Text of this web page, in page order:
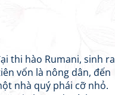
thi hào Rumani, sinh ra
vốn là nông dân, đến
nhà quý phái cỡ nhỏ.